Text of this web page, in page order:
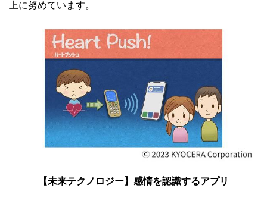
上に努めています。
【未来テクノロジー】感情を認識するアプリ